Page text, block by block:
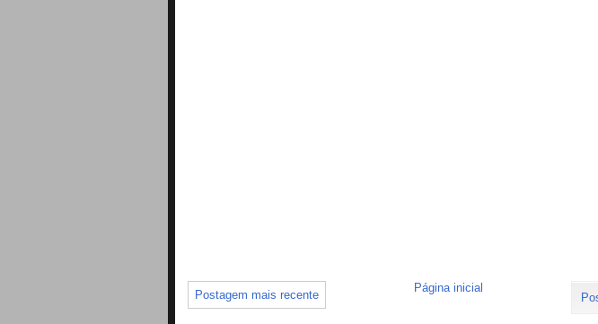
Postagem mais recente
Página inicial